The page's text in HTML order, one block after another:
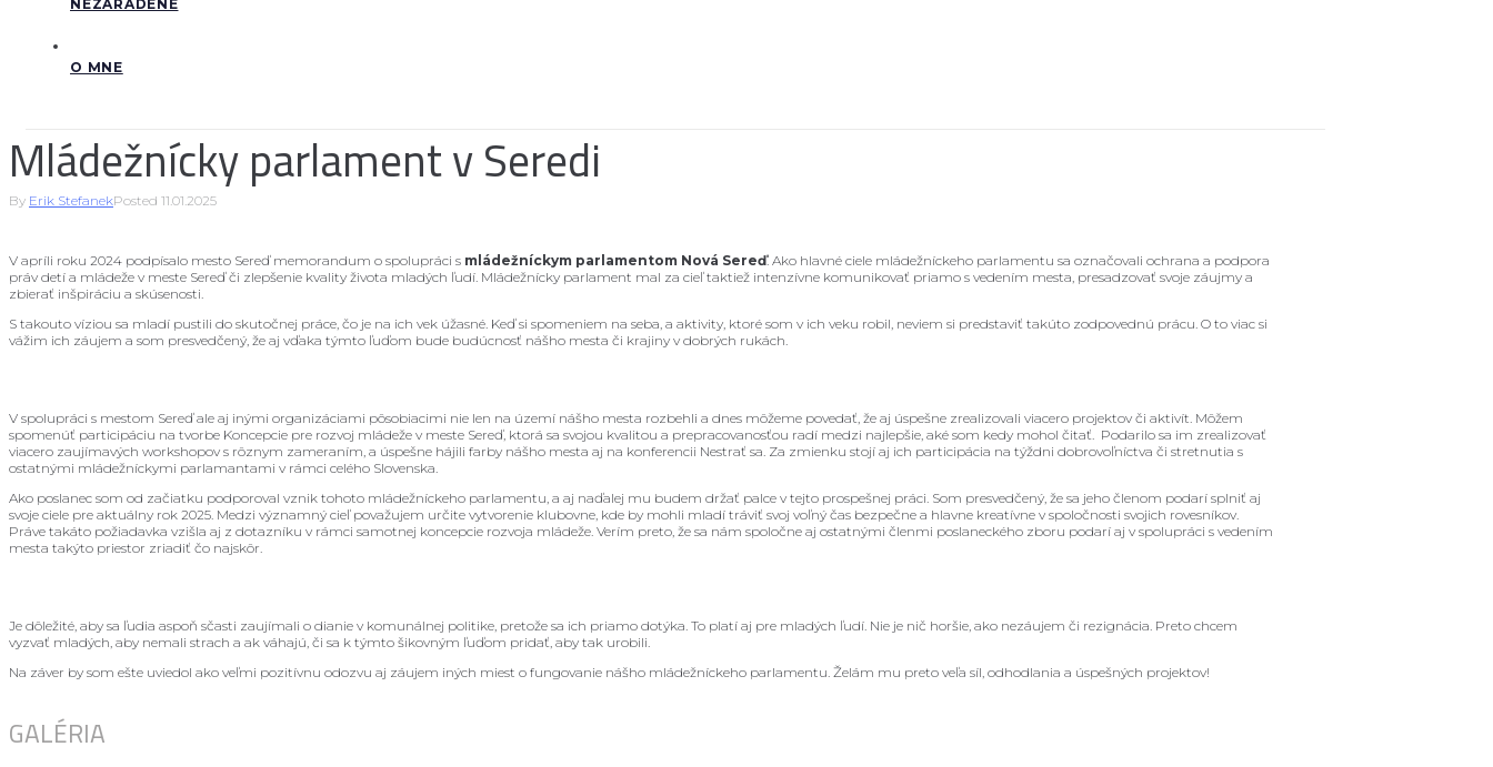
NEZARADENÉ
O MNE
Mládežnícky parlament v Seredi
By Erik StefanekPosted 11.01.2025
V apríli roku 2024 podpísalo mesto Sereď memorandum o spolupráci s mládežníckym parlamentom Nová Sereď. Ako hlavné ciele mládežníckeho parlamentu sa označovali ochrana a podpora
práv detí a mládeže v meste Sereď či zlepšenie kvality života mladých ľudí. Mládežnícky parlament mal za cieľ taktiež intenzívne komunikovať priamo s vedením mesta, presadzovať svoje záujmy a
zbierať inšpiráciu a skúsenosti.
S takouto víziou sa mladí pustili do skutočnej práce, čo je na ich vek úžasné. Keď si spomeniem na seba, a aktivity, ktoré som v ich veku robil, neviem si predstaviť takúto zodpovednú prácu. O to viac si
vážim ich záujem a som presvedčený, že aj vďaka týmto ľuďom bude budúcnosť nášho mesta či krajiny v dobrých rukách.
V spolupráci s mestom Sereď ale aj inými organizáciami pôsobiacimi nie len na území nášho mesta rozbehli a dnes môžeme povedať, že aj úspešne zrealizovali viacero projektov či aktivít. Môžem
spomenúť participáciu na tvorbe Koncepcie pre rozvoj mládeže v meste Sereď, ktorá sa svojou kvalitou a prepracovanosťou radí medzi najlepšie, aké som kedy mohol čitať. Podarilo sa im zrealizovať
viacero zaujímavých workshopov s rôznym zameraním, a úspešne hájili farby nášho mesta aj na konferencii Nestrať sa. Za zmienku stojí aj ich participácia na týždni dobrovoľníctva či stretnutia s
ostatnými mládežníckymi parlamantami v rámci celého Slovenska.
Ako poslanec som od začiatku podporoval vznik tohoto mládežníckeho parlamentu, a aj naďalej mu budem držať palce v tejto prospešnej práci. Som presvedčený, že sa jeho členom podarí splniť aj
svoje ciele pre aktuálny rok 2025. Medzi významný cieľ považujem určite vytvorenie klubovne, kde by mohli mladí tráviť svoj voľný čas bezpečne a hlavne kreatívne v spoločnosti svojich rovesníkov.
Práve takáto požiadavka vzišla aj z dotazníku v rámci samotnej koncepcie rozvoja mládeže. Verím preto, že sa nám spoločne aj ostatnými členmi poslaneckého zboru podarí aj v spolupráci s vedením
mesta takýto priestor zriadiť čo najskôr.
Je dôležité, aby sa ľudia aspoň sčasti zaujímali o dianie v komunálnej politike, pretože sa ich priamo dotýka. To platí aj pre mladých ľudí. Nie je nič horšie, ako nezáujem či rezignácia. Preto chcem
vyzvať mladých, aby nemali strach a ak váhajú, či sa k týmto šikovným ľuďom pridať, aby tak urobili.
Na záver by som ešte uviedol ako veľmi pozitívnu odozvu aj záujem iných miest o fungovanie nášho mládežníckeho parlamentu. Želám mu preto veľa síl, odhodlania a úspešných projektov!
GALÉRIA